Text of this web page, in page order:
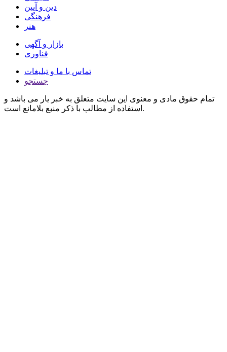
دین و آیین
فرهنگی
هنر
بازار و آگهی
فناوری
تماس با ما و تبلیغات
جستجو
تمام حقوق مادی و معنوی این سایت متعلق به خبر یار می باشد و
استفاده از مطالب با ذکر منبع بلامانع است.